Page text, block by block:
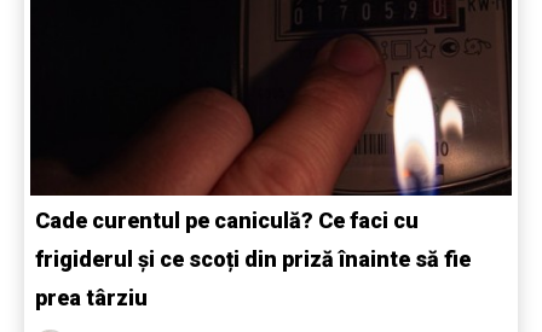
Cade curentul pe caniculă? Ce faci cu
frigiderul și ce scoți din priză înainte să fie
prea târziu